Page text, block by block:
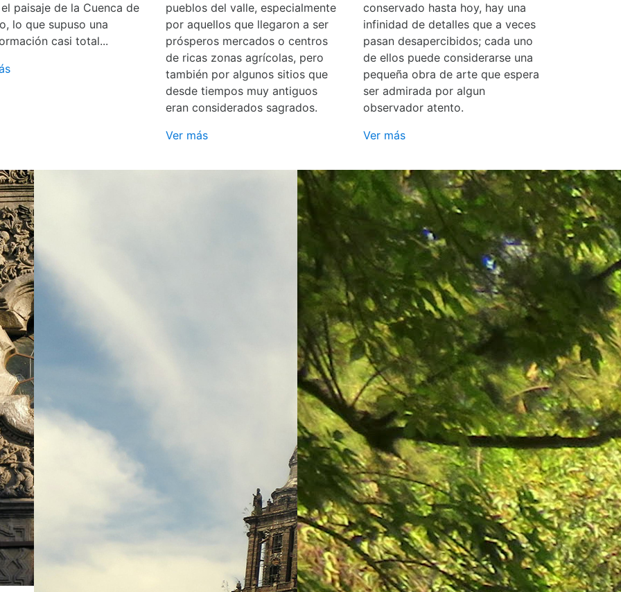
paisaje de la Cuenca de
lo que supuso una
casi total...
pueblos del valle, especialmente
por aquellos que llegaron a ser
prósperos mercados o centros
de ricas zonas agrícolas, pero
también por algunos sitios que
desde tiempos muy antiguos
eran considerados sagrados.
Ver más
conservado hasta hoy, hay una
infinidad de detalles que a veces
pasan desapercibidos; cada uno
de ellos puede considerarse una
pequeña obra de arte que espera
ser admirada por algun
observador atento.
Ver más